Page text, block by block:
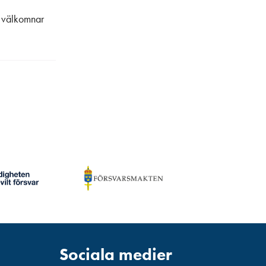
Sociala medier